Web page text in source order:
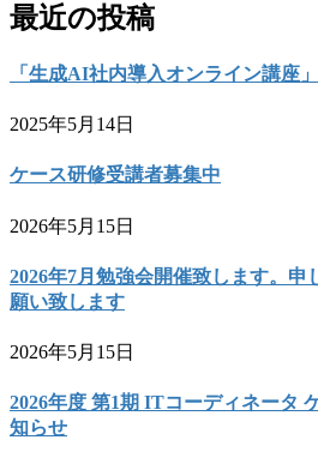
最近の投稿
「生成AI社内導入オンライン講座
2025年5月14日
ケース研修受講者募集中
2026年5月15日
2026年7月勉強会開催致します。申
願い致します
2026年5月15日
2026年度 第1期 ITコーディネータ
知らせ